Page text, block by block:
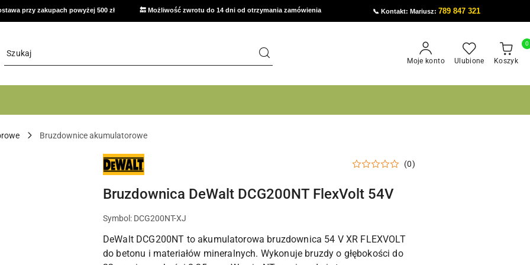
przy zakupach powyżej 500 zł 🔙 Możliwość zwrotu do 14 dni od otrzymania zamówienia 📞 Kontakt: Mariusz:789 847 321
Moje konto Ulubione Koszyk
0
Bruzdownice akumulatorowe
NARZĘDZIA
ELEKTRONARZĘDZIA
DO
WARSZTATU,
I
PRAC
(0)
Bruzdownica DeWalt DCG200NT FlexVolt 54V
Symbol: DCG200NT-XJ
DeWalt DCG200NT to akumulatorowa bruzdownica 54 V XR FLEXVOLT
do betonu i materiałów mineralnych. Wykonuje bruzdy o głębokości do